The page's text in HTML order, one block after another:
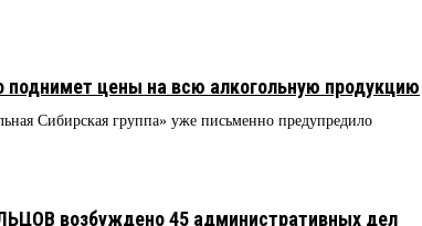
цены на всю алкогольную продукцию
Сибирская группа» уже письменно предупредило
возбуждено 45 административных дел